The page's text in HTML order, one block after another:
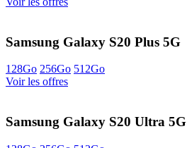
Samsung Galaxy S20 Plus 5G
128Go 256Go 512Go
Voir les offres
Samsung Galaxy S20 Ultra 5G